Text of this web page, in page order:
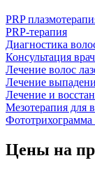
PRP
PRP-терапия
Диагностика
Консультация
Лечение волос
Лечение
Лечение и
Мезотерапия для
Фототрихограмма
Цены на